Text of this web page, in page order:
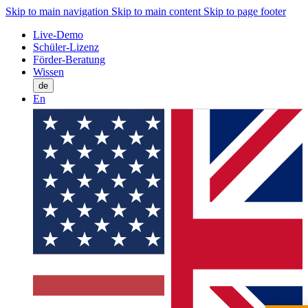
Skip to main navigation Skip to main content Skip to page footer
Live-Demo
Schüler-Lizenz
Förder-Beratung
Wissen
de
En